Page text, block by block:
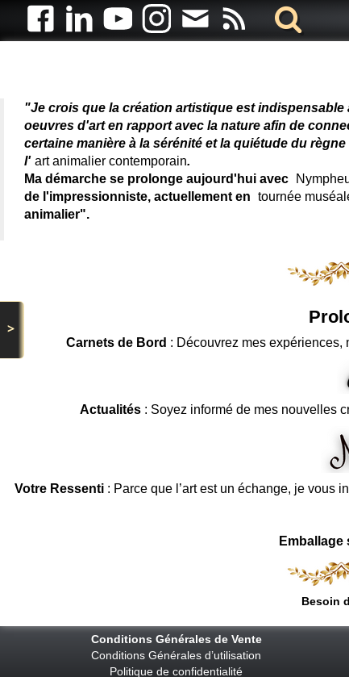
>
"Je crois que la création artistique est
oeuvres d'art en rapport avec la nature afin de
certaine manière à la sérénité et la quiétude du
l' art animalier contemporain.
Ma démarche se prolonge aujourd'hui avec
de l'impressionniste, actuellement en tournée
animalier".
Carnets de Bord : Découvrez mes expériences,
Actualités: Soyez informé de mes nouvelles
Votre Ressenti: Parce que l’art est un échange, je vous
Emballage
Besoin
Conditions Générales de Vente
Conditions Générales d’utilisation
Politique de confidentialité